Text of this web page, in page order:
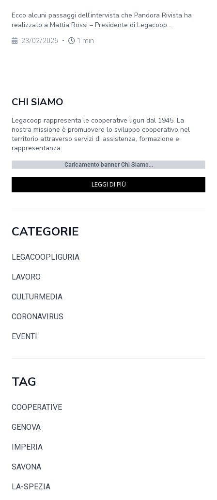
Ecco alcuni passaggi dell’intervista che Pandora Rivista ha
realizzato a Mattia Rossi – Presidente di Legacoop...
23/02/2026 • 1 min
CHI SIAMO
Legacoop rappresenta le cooperative liguri dal 1945. La
nostra missione è promuovere lo sviluppo cooperativo nel
territorio attraverso servizi di assistenza, formazione e
rappresentanza.
Caricamento banner Chi Siamo...
LEGGI DI PIÙ
CATEGORIE
LEGACOOPLIGURIA
LAVORO
CULTURMEDIA
CORONAVIRUS
EVENTI
TAG
COOPERATIVE
GENOVA
IMPERIA
SAVONA
LA-SPEZIA